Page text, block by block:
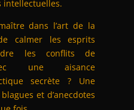
intellectuelles.
dans l’art de la
calmer les esprits
les conflits de
une aisance
secrète ? Une
et d’anecdotes